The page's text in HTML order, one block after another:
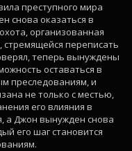
преступного мира
снова оказаться в
организованная
стремящейся переписать
теперь вынуждены
оставаться в
преследованиям, и
не только с местью,
его влияния в
а Джон вынужден снова
его шаг становится